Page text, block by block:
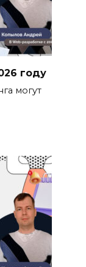
году
могут